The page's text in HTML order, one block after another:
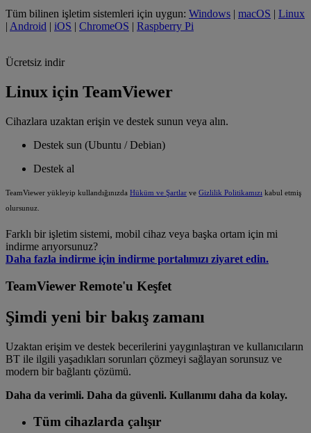
Tüm bilinen işletim sistemleri için uygun: Windows | macOS | Linux
| Android | iOS | ChromeOS | Raspberry Pi
Ücretsiz indir
Linux için TeamViewer
Cihazlara uzaktan erişin ve destek sunun veya alın.
Destek sun (Ubuntu / Debian)
Destek al
TeamViewer yükleyip kullandığınızda Hüküm ve Şartlar ve Gizlilik Politikamızı kabul etmiş
olursunuz.
Farklı bir işletim sistemi, mobil cihaz veya başka ortam için mi
indirme arıyorsunuz?
Daha fazla indirme için indirme portalımızı ziyaret edin.
TeamViewer Remote'u Keşfet
Şimdi yeni bir bakış zamanı
Uzaktan erişim ve destek becerilerini yaygınlaştıran ve kullanıcıların
BT ile ilgili yaşadıkları sorunları çözmeyi sağlayan sorunsuz ve
modern bir bağlantı çözümü.
Daha da verimli. Daha da güvenli. Kullanımı daha da kolay.
Tüm cihazlarda çalışır